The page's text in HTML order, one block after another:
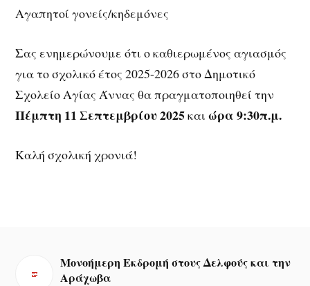
Αγαπητοί γονείς/κηδεμόνες
Σας ενημερώνουμε ότι ο καθιερωμένος αγιασμός
για το σχολικό έτος 2025-2026 στο Δημοτικό
Σχολείο Αγίας Άννας θα πραγματοποιηθεί την
Πέμπτη 11 Σεπτεμβρίου 2025καιώρα 9:30π.μ.
Καλή σχολική χρονιά!
Μονοήμερη Εκδρομή στους Δελφούς και την
Αράχωβα